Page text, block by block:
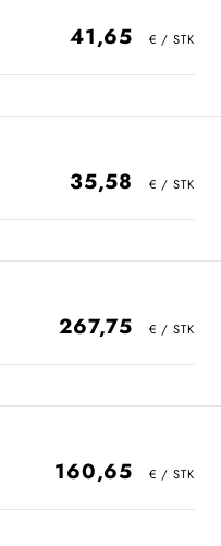
41,65
35,58
267,75
160,65